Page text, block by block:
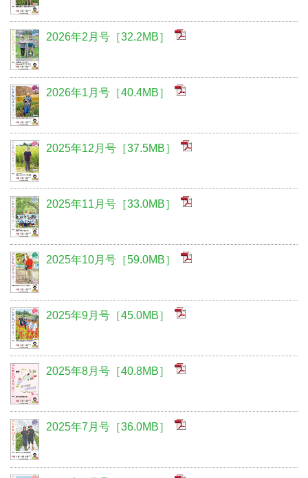
2026年2月号［32.2MB］
2026年1月号［40.4MB］
2025年12月号［37.5MB］
2025年11月号［33.0MB］
2025年10月号［59.0MB］
2025年9月号［45.0MB］
2025年8月号［40.8MB］
2025年7月号［36.0MB］